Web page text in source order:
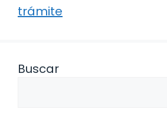
trámite
Buscar